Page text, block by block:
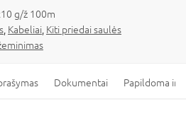
g/ž 100m
Kabeliai Kiti priedai saulės
Dokumentai Papildoma